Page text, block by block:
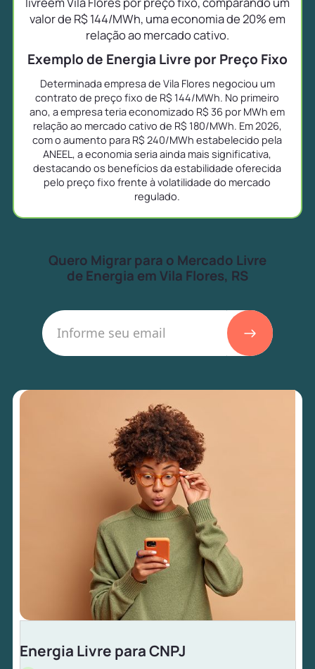
valor de R$ 144/MWh, uma economia de 20% em
relação ao mercado cativo.
Exemplo de Energia Livre por Preço Fixo
Determinada empresa de Vila Flores negociou um
contrato de preço fixo de R$ 144/MWh. No primeiro
ano, a empresa teria economizado R$ 36 por MWh em
relação ao mercado cativo de R$ 180/MWh. Em 2026,
com o aumento para R$ 240/MWh estabelecido pela
ANEEL, a economia seria ainda mais significativa,
destacando os benefícios da estabilidade oferecida
pelo preço fixo frente à volatilidade do mercado
regulado.
Quero Migrar para o Mercado Livre
de Energia em Vila Flores, RS
Energia Livre para CNPJ